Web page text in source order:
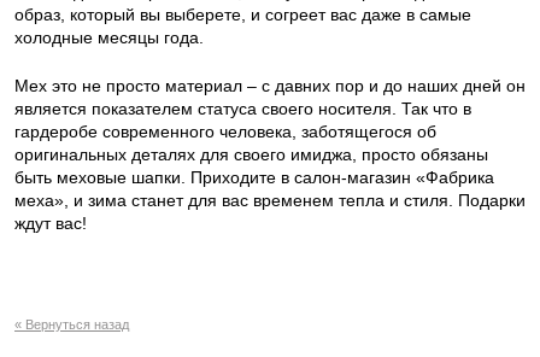
образ, который вы выберете, и согреет вас даже в самые
холодные месяцы года.
Мех это не просто материал – с давних пор и до наших дней он
является показателем статуса своего носителя. Так что в
гардеробе современного человека, заботящегося об
оригинальных деталях для своего имиджа, просто обязаны
быть меховые шапки. Приходите в салон-магазин «Фабрика
меха», и зима станет для вас временем тепла и стиля. Подарки
ждут вас!
« Вернуться назад